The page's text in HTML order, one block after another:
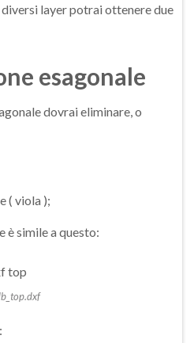
layer potrai ottenere due
esagonale
dovrai eliminare, o
( viola );
è simile a questo: